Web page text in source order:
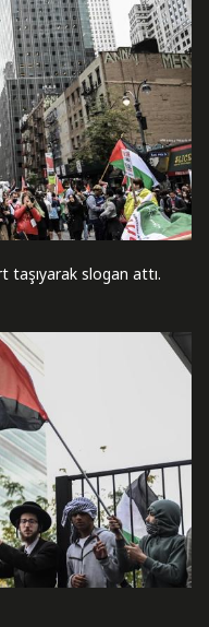
taşıyarak slogan attı.